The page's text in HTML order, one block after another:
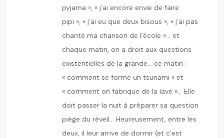
pyjama », « j’ai encore envie de faire
pipi », « j’ai eu que deux bisous », « j’ai pas
chanté ma chanson de l’école »… et
chaque matin, on a droit aux questions
existentielles de la grande… ce matin :
« comment se forme un tsunami » et
« comment on fabrique de la lave »… Elle
doit passer la nuit à préparer sa question
piège du réveil… Heureusement, entre les
deux, il leur arrive de dormir (et c’est